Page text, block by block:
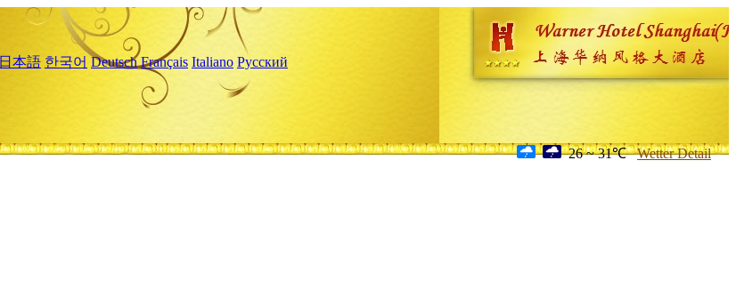
日本語 한국어 Deutsch Français Italiano Русский
26 ~ 31℃ Wetter Detail